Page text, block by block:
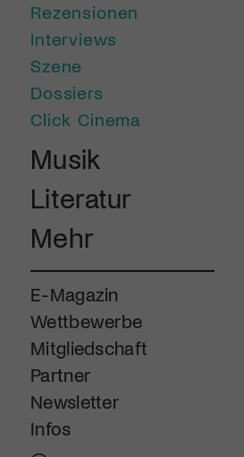
Rezensionen
Interviews
Szene
Dossiers
Click Cinema
Musik
Literatur
Mehr
E-Magazin
Wettbewerbe
Mitgliedschaft
Partner
Newsletter
Infos